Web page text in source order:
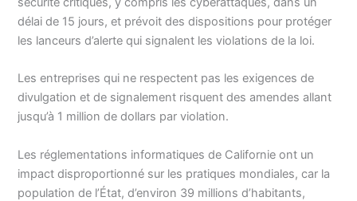
délai de 15 jours, et prévoit des dispositions pour protéger
les lanceurs d’alerte qui signalent les violations de la loi.
Les entreprises qui ne respectent pas les exigences de
divulgation et de signalement risquent des amendes allant
jusqu’à 1 million de dollars par violation.
Les réglementations informatiques de Californie ont un
impact disproportionné sur les pratiques mondiales, car la
population de l’État, d’environ 39 millions d’habitants,